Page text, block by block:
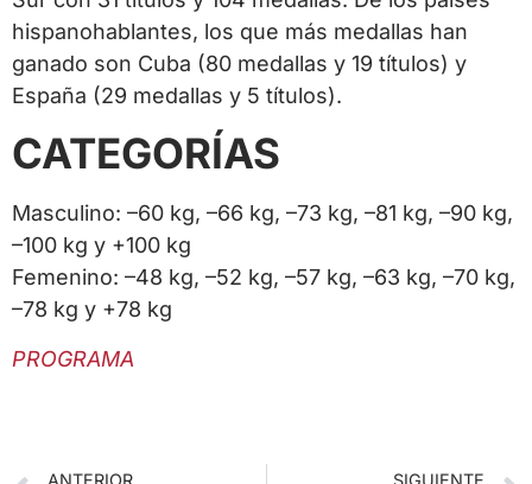
hispanohablantes, los que más medallas han
ganado son Cuba (80 medallas y 19 títulos) y
España (29 medallas y 5 títulos).
CATEGORÍAS
Masculino: –60 kg, –66 kg, –73 kg, –81 kg, –90 kg,
–100 kg y +100 kg
Femenino: –48 kg, –52 kg, –57 kg, –63 kg, –70 kg,
–78 kg y +78 kg
PROGRAMA